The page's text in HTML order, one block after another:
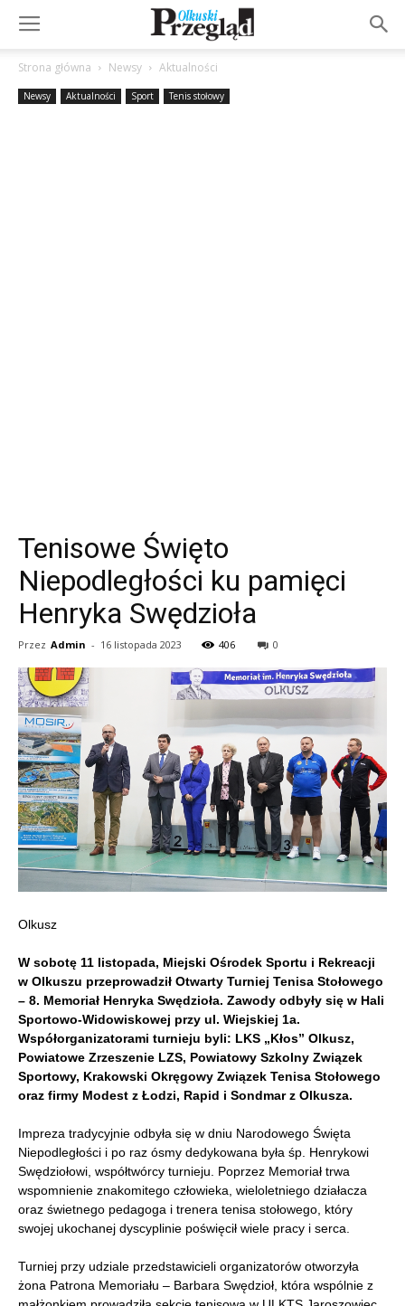
Strona główna Newsy Aktualności
Newsy Aktualności Sport Tenis stołowy
Tenisowe Święto
Niepodległości ku pamięci
Henryka Swędzioła
Przez Admin - 16 listopada 2023 406 0
Olkusz
W sobotę 11 listopada, Miejski Ośrodek Sportu i Rekreacji
w Olkuszu przeprowadził Otwarty Turniej Tenisa Stołowego
– 8. Memoriał Henryka Swędzioła. Zawody odbyły się w Hali
Sportowo-Widowiskowej przy ul. Wiejskiej 1a.
Współorganizatorami turnieju byli: LKS „Kłos” Olkusz,
Powiatowe Zrzeszenie LZS, Powiatowy Szkolny Związek
Sportowy, Krakowski Okręgowy Związek Tenisa Stołowego
oraz firmy Modest z Łodzi, Rapid i Sondmar z Olkusza.
Impreza tradycyjnie odbyła się w dniu Narodowego Święta
Niepodległości i po raz ósmy dedykowana była śp. Henrykowi
Swędziołowi, współtwórcy turnieju. Poprzez Memoriał trwa
wspomnienie znakomitego człowieka, wieloletniego działacza
oraz świetnego pedagoga i trenera tenisa stołowego, który
swojej ukochanej dyscyplinie poświęcił wiele pracy i serca.
Turniej przy udziale przedstawicieli organizatorów otworzyła
żona Patrona Memoriału – Barbara Swędzioł, która wspólnie z